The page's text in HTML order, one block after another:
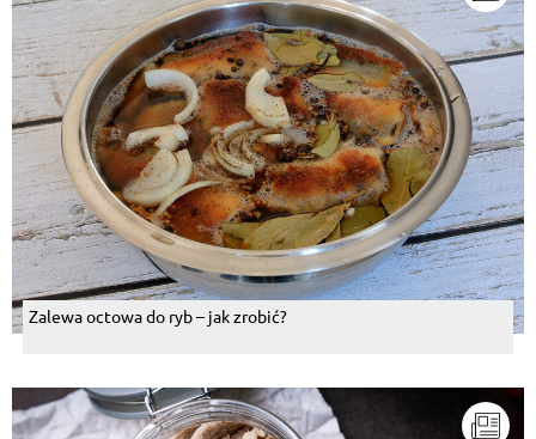
Zalewa octowa do ryb – jak zrobić?